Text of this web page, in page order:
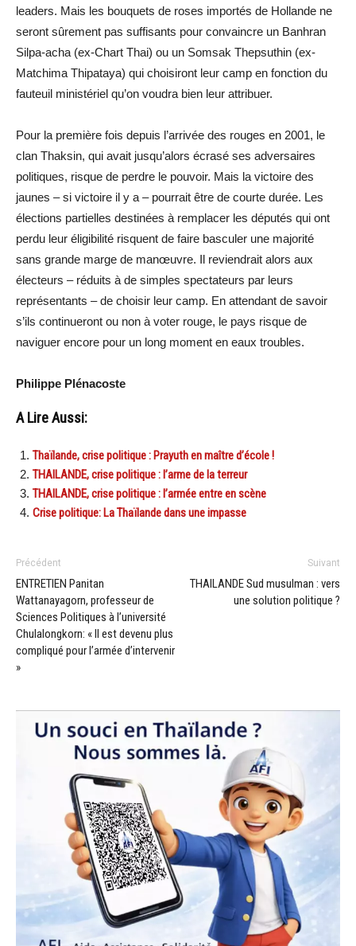
leaders. Mais les bouquets de roses importés de Hollande ne
seront sûrement pas suffisants pour convaincre un Banhran
Silpa-acha (ex-Chart Thai) ou un Somsak Thepsuthin (ex-
Matchima Thipataya) qui choisiront leur camp en fonction du
fauteuil ministériel qu’on voudra bien leur attribuer.
Pour la première fois depuis l’arrivée des rouges en 2001, le
clan Thaksin, qui avait jusqu’alors écrasé ses adversaires
politiques, risque de perdre le pouvoir. Mais la victoire des
jaunes – si victoire il y a – pourrait être de courte durée. Les
élections partielles destinées à remplacer les députés qui ont
perdu leur éligibilité risquent de faire basculer une majorité
sans grande marge de manœuvre. Il reviendrait alors aux
électeurs – réduits à de simples spectateurs par leurs
représentants – de choisir leur camp. En attendant de savoir
s’ils continueront ou non à voter rouge, le pays risque de
naviguer encore pour un long moment en eaux troubles.
Philippe Plénacoste
A Lire Aussi:
Thaïlande, crise politique : Prayuth en maître d’école !
THAILANDE, crise politique : l’arme de la terreur
THAILANDE, crise politique : l’armée entre en scène
Crise politique: La Thaïlande dans une impasse
Précédent
ENTRETIEN Panitan
Wattanayagorn, professeur de
Sciences Politiques à l’université
Chulalongkorn: « Il est devenu plus
compliqué pour l’armée d’intervenir
»
Suivant
THAILANDE Sud musulman : vers
une solution politique ?